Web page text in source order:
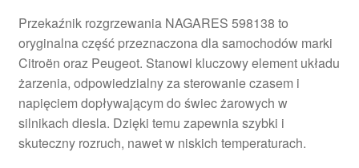
Przekaźnik rozgrzewania NAGARES 598138 to
oryginalna część przeznaczona dla samochodów marki
Citroën oraz Peugeot. Stanowi kluczowy element układu
żarzenia, odpowiedzialny za sterowanie czasem i
napięciem dopływającym do świec żarowych w
silnikach diesla. Dzięki temu zapewnia szybki i
skuteczny rozruch, nawet w niskich temperaturach.